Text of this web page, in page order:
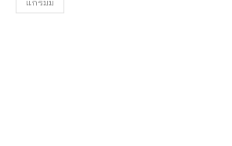
แกรมมี่